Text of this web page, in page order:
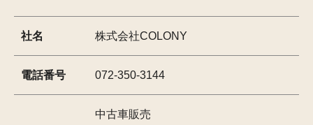
社名 株式会社COLONY
電話番号 072-350-3144
中古車販売